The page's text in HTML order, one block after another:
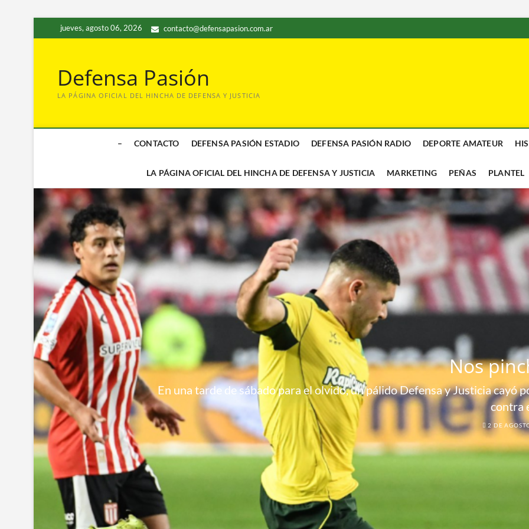
al
jueves, agosto 06, 2026 contacto@defensapasion.com.ar
Defensa Pasión
LA PÁGINA OFICIAL DEL HINCHA DE DEFENSA Y JUSTICIA
– CONTACTO DEFENSA PASIÓN ESTADIO DEFENSA PASIÓN RADIO DEPORTE AMATEUR
LA PÁGINA OFICIAL DEL HINCHA DE DEFENSA Y JUSTICIA MARKETING PEÑAS PLANTEL
Nos
En una tarde de sábado para el olvido, un pálido Defensa y Justicia cayó
contra
2 DE